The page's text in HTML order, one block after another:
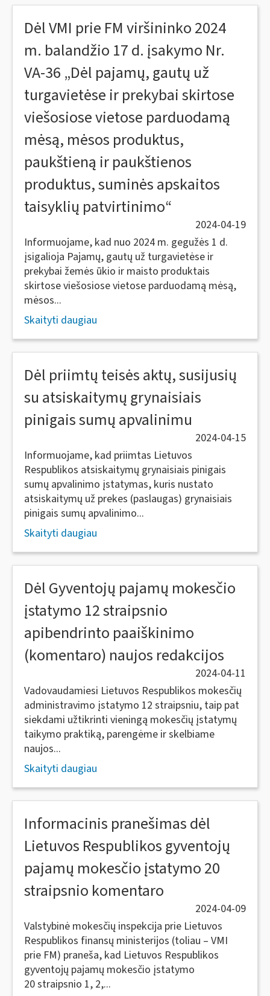
Dėl VMI prie FM viršininko 2024
m. balandžio 17 d. įsakymo Nr.
VA-36 „Dėl pajamų, gautų už
turgavietėse ir prekybai skirtose
viešosiose vietose parduodamą
mėsą, mėsos produktus,
paukštieną ir paukštienos
produktus, suminės apskaitos
taisyklių patvirtinimo“
2024-04-19
Informuojame, kad nuo 2024 m. gegužės 1 d.
įsigalioja Pajamų, gautų už turgavietėse ir
prekybai žemės ūkio ir maisto produktais
skirtose viešosiose vietose parduodamą mėsą,
mėsos...
Skaityti daugiau
Dėl priimtų teisės aktų, susijusių
su atsiskaitymų grynaisiais
pinigais sumų apvalinimu
2024-04-15
Informuojame, kad priimtas Lietuvos
Respublikos atsiskaitymų grynaisiais pinigais
sumų apvalinimo įstatymas, kuris nustato
atsiskaitymų už prekes (paslaugas) grynaisiais
pinigais sumų apvalinimo...
Skaityti daugiau
Dėl Gyventojų pajamų mokesčio
įstatymo 12 straipsnio
apibendrinto paaiškinimo
(komentaro) naujos redakcijos
2024-04-11
Vadovaudamiesi Lietuvos Respublikos mokesčių
administravimo įstatymo 12 straipsniu, taip pat
siekdami užtikrinti vieningą mokesčių įstatymų
taikymo praktiką, parengėme ir skelbiame
naujos...
Skaityti daugiau
Informacinis pranešimas dėl
Lietuvos Respublikos gyventojų
pajamų mokesčio įstatymo 20
straipsnio komentaro
2024-04-09
Valstybinė mokesčių inspekcija prie Lietuvos
Respublikos finansų ministerijos (toliau – VMI
prie FM) praneša, kad Lietuvos Respublikos
gyventojų pajamų mokesčio įstatymo
20 straipsnio 1, 2,...